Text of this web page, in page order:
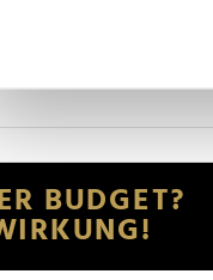
Erfahren Sie mehr
Wir verwenden Cookies,
Website an unsere
möglicherweise mit
der Dienste gesammelt